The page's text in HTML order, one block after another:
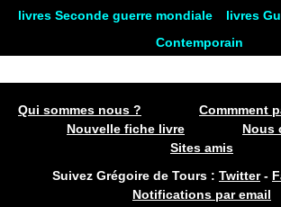
livres Seconde guerre mondiale
livres
Contemporain
Qui sommes nous ?
Commment
Nouvelle fiche livre
Nous
Sites amis
Suivez Grégoire de Tours : Twitter-
Notifications par email